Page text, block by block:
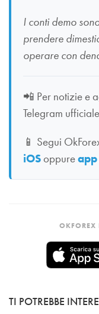
I conti demo
prendere
operare con
📲 Per notizie e
Telegram
📱 Segui
iOSoppure
TI POTREBBE